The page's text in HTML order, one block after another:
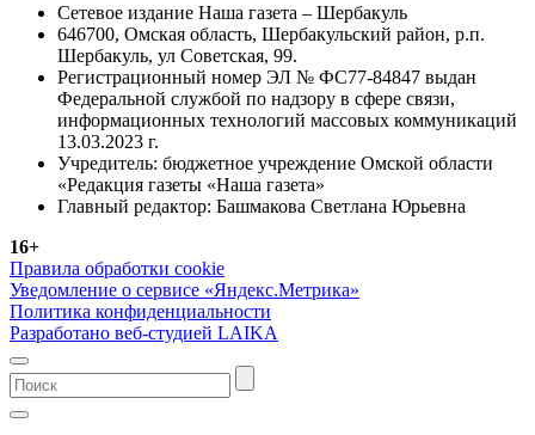
Сетевое издание Наша газета – Шербакуль
646700, Омская область, Шербакульский район, р.п.
Шербакуль, ул Советская, 99.
Регистрационный номер ЭЛ № ФС77-84847 выдан
Федеральной службой по надзору в сфере связи,
информационных технологий массовых коммуникаций
13.03.2023 г.
Учредитель: бюджетное учреждение Омской области
«Редакция газеты «Наша газета»
Главный редактор: Башмакова Светлана Юрьевна
16+
Правила обработки cookie
Уведомление о сервисе «Яндекс.Метрика»
Политика конфиденциальности
Разработано веб-студией LAIKA